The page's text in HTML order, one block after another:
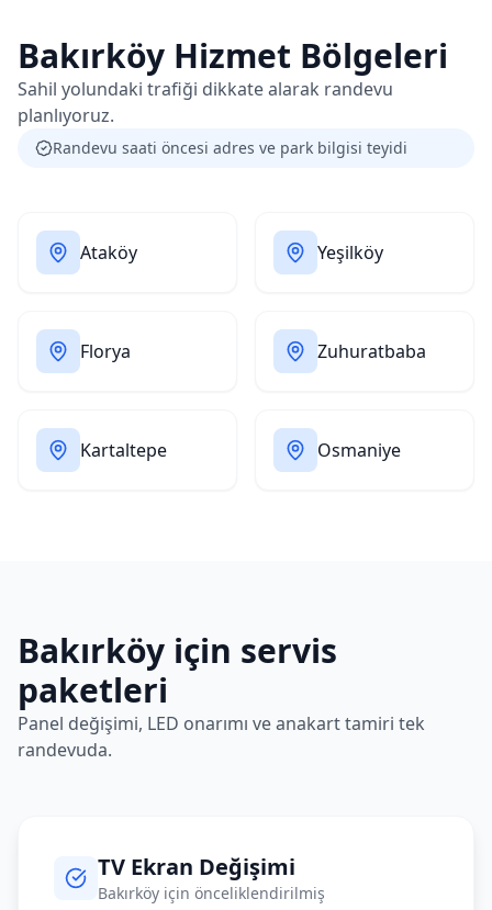
Bakırköy Hizmet Bölgeleri
Sahil yolundaki trafiği dikkate alarak randevu
planlıyoruz.
Randevu saati öncesi adres ve park bilgisi teyidi
Ataköy Yeşilköy
Florya Zuhuratbaba
Kartaltepe Osmaniye
Bakırköy için servis
paketleri
Panel değişimi, LED onarımı ve anakart tamiri tek
randevuda.
TV Ekran Değişimi
Bakırköy için önceliklendirilmiş